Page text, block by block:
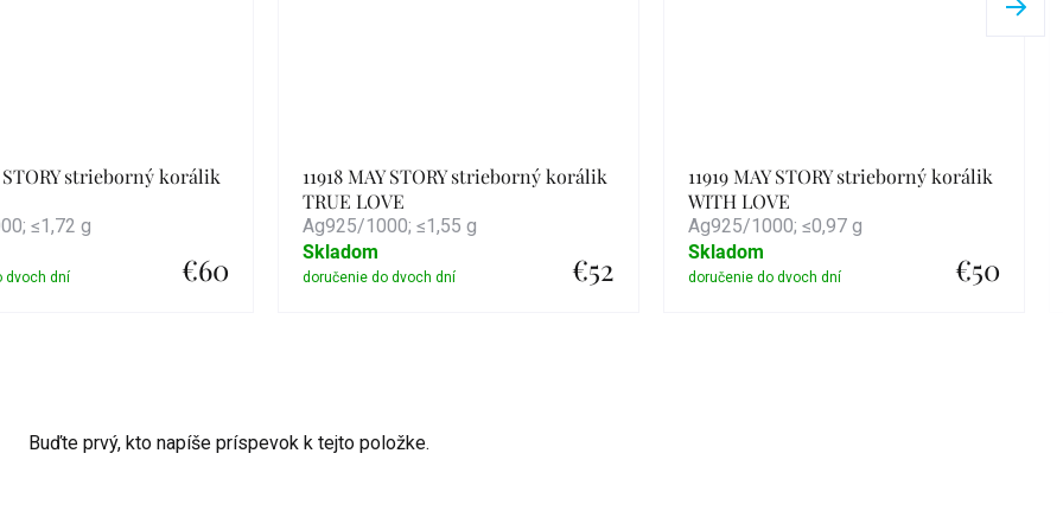
STORY strieborný korálik
≤1,72 g
€60
11918 MAY STORY strieborný korálik
TRUE LOVE
Ag925/1000; ≤1,55 g
€52
Skladom
11919 MAY STORY strieborný korálik
WITH LOVE
Ag925/1000; ≤0,97 g
€50
Skladom
Buďte prvý, kto napíše príspevok k tejto položke.